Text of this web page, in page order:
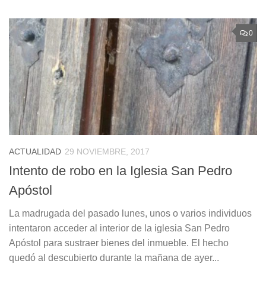
0
ACTUALIDAD 29 NOVIEMBRE, 2017
Intento de robo en la Iglesia San Pedro
Apóstol
La madrugada del pasado lunes, unos o varios individuos
intentaron acceder al interior de la iglesia San Pedro
Apóstol para sustraer bienes del inmueble. El hecho
quedó al descubierto durante la mañana de ayer...